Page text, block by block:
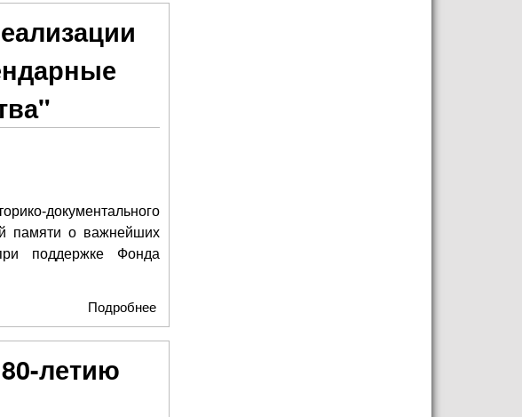
Великой Отечественной войне»
документального
памяти о важнейших
поддержке Фонда
Подробнее
проекта «Выдающиеся люди XX века – легендарные
деятели истории, науки, культуры и искусства"
летию